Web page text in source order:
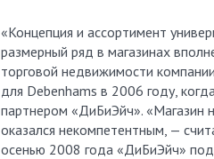
«Концепция и ассортимент
размерный ряд в магазинах
торговой недвижимости
для Debenhams в 2006 году,
партнером «ДиБиЭйч». «Магазин
оказался некомпетентным, —
осенью 2008 года «ДиБиЭйч»